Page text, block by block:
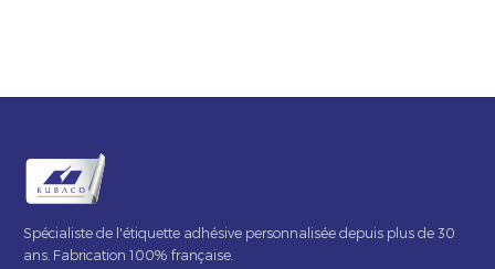
Spécialiste de l'étiquette adhésive personnalisée depuis plus de 30
ans. Fabrication 100% française.